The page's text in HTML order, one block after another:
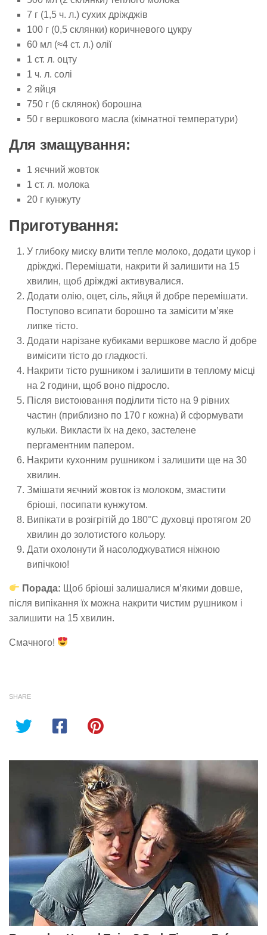
7 г (1,5 ч. л.) сухих дріжджів
100 г (0,5 склянки) коричневого цукру
60 мл (≈4 ст. л.) олії
1 ст. л. оцту
1 ч. л. солі
2 яйця
750 г (6 склянок) борошна
50 г вершкового масла (кімнатної температури)
Для змащування:
1 яєчний жовток
1 ст. л. молока
20 г кунжуту
Приготування:
У глибоку миску влити тепле молоко, додати цукор і
дріжджі. Перемішати, накрити й залишити на 15
хвилин, щоб дріжджі активувалися.
Додати олію, оцет, сіль, яйця й добре перемішати.
Поступово всипати борошно та замісити м’яке
липке тісто.
Додати нарізане кубиками вершкове масло й добре
вимісити тісто до гладкості.
Накрити тісто рушником і залишити в теплому місці
на 2 години, щоб воно підросло.
Після вистоювання поділити тісто на 9 рівних
частин (приблизно по 170 г кожна) й сформувати
кульки. Викласти їх на деко, застелене
пергаментним папером.
Накрити кухонним рушником і залишити ще на 30
хвилин.
Змішати яєчний жовток із молоком, змастити
бріоші, посипати кунжутом.
Випікати в розігрітій до 180°C духовці протягом 20
хвилин до золотистого кольору.
Дати охолонути й насолоджуватися ніжною
випічкою!
Порада: Щоб бріоші залишалися м’якими довше,
після випікання їх можна накрити чистим рушником і
залишити на 15 хвилин.
Смачного!
SHARE